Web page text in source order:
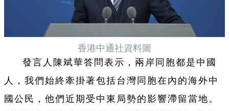
香港中通社資料圖
發言人陳斌華答問表示，兩岸同胞都是中國
人，我們始終牽掛著包括台灣同胞在內的海外中
國公民，他們近期受中東局勢的影響滯留當地。